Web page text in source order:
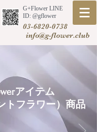
G+Flower LINE
​ID: @gflower
03-6820-0738
info@g-flower.club
アイテム
トフラワー）商品